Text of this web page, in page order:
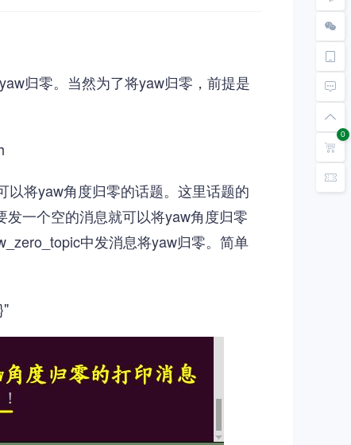
归零。当然为了将yaw归零，前提是
将yaw角度归零的话题。这里话题的
一个空的消息就可以将yaw角度归零
中发消息将yaw归零。简单
0